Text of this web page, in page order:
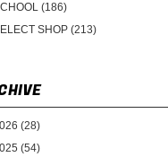
(186)
SHOP (213)
(28)
(54)